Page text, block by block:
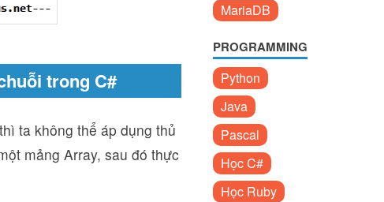
trong C#
ta không thể áp dụng thủ
mảng Array, sau đó thực
MariaDB
PROGRAMMING
Python
Java
Pascal
Học C#
Học Ruby